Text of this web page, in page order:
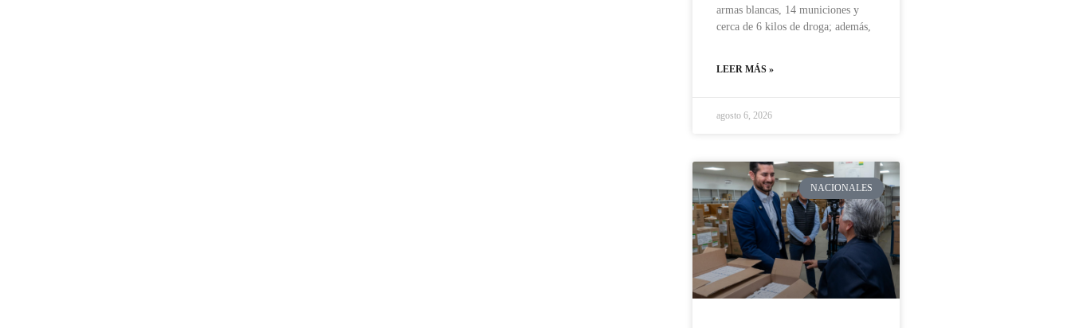
armas blancas, 14 municiones y
cerca de 6 kilos de droga; además,
LEER MÁS »
agosto 6, 2026
NACIONALES